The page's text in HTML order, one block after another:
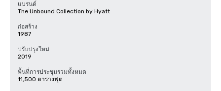
แบรนด์
The Unbound Collection by Hyatt
ก่อสร้าง
1987
ปรับปรุงใหม่
2019
พื้นที่การประชุมรวมทั้งหมด
11,500 ตารางฟุต